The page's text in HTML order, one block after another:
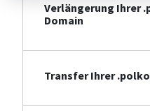
Verlängerung Ihrer
Domain
Transfer Ihrer